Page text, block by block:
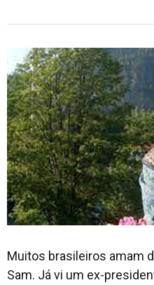
Muitos brasileiros amam
Sam. Já vi um ex-